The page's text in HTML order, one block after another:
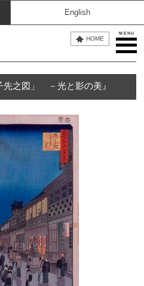
MENU
HOME
English
之図」 －光と影の美』